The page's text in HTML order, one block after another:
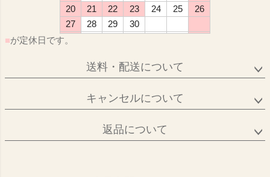
20
21 22 23 24 25
26
27
28 29
30
■が定休日です。
送料・配送について
キャンセルについて
返品について